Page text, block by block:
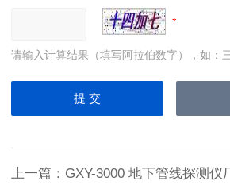
请输入计算结果（填写阿拉伯数字），如：
上一篇： GXY-3000 地下管线探测仪